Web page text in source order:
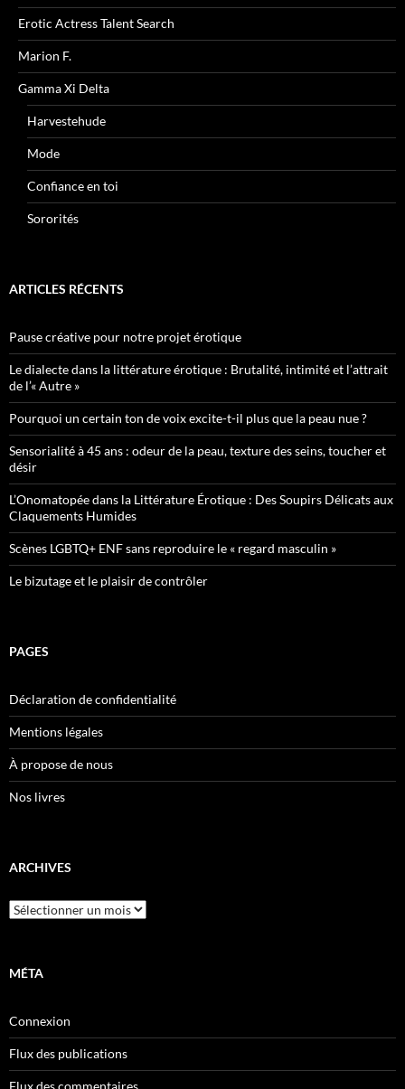
Erotic Actress Talent Search
Marion F.
Gamma Xi Delta
Harvestehude
Mode
Confiance en toi
Sororités
ARTICLES RÉCENTS
Pause créative pour notre projet érotique
Le dialecte dans la littérature érotique : Brutalité, intimité et l’attrait
de l’« Autre »
Pourquoi un certain ton de voix excite-t-il plus que la peau nue ?
Sensorialité à 45 ans : odeur de la peau, texture des seins, toucher et
désir
L’Onomatopée dans la Littérature Érotique : Des Soupirs Délicats aux
Claquements Humides
Scènes LGBTQ+ ENF sans reproduire le « regard masculin »
Le bizutage et le plaisir de contrôler
PAGES
Déclaration de confidentialité
Mentions légales
À propose de nous
Nos livres
ARCHIVES
Archives
MÉTA
Connexion
Flux des publications